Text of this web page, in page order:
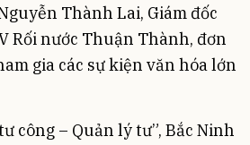
Thành Lai, Giám đốc
Rối nước Thuận Thành, đơn
gia các sự kiện văn hóa lớn
công – Quản lý tư”, Bắc Ninh